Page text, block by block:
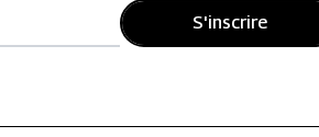
S'inscrire